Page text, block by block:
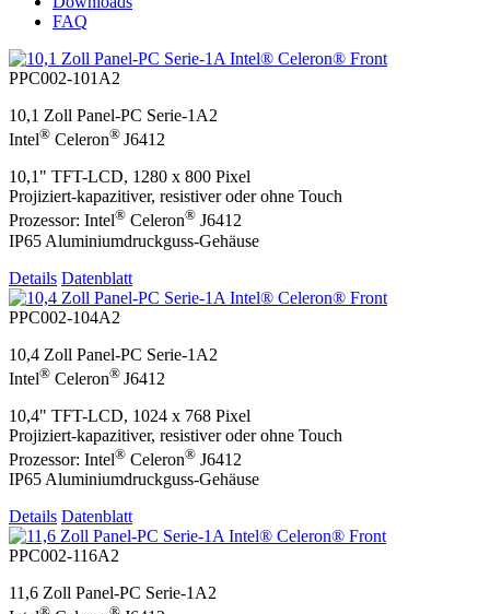
FAQ
PPC002-101A2
10,1 Zoll Panel-PC Serie-1A2
Intel® Celeron® J6412
10,1" TFT-LCD, 1280 x 800 Pixel
Projiziert-kapazitiver, resistiver oder ohne Touch
Prozessor: Intel® Celeron® J6412
IP65 Aluminiumdruckguss-Gehäuse
Details Datenblatt
PPC002-104A2
10,4 Zoll Panel-PC Serie-1A2
Intel® Celeron® J6412
10,4" TFT-LCD, 1024 x 768 Pixel
Projiziert-kapazitiver, resistiver oder ohne Touch
Prozessor: Intel® Celeron® J6412
IP65 Aluminiumdruckguss-Gehäuse
Details Datenblatt
PPC002-116A2
11,6 Zoll Panel-PC Serie-1A2